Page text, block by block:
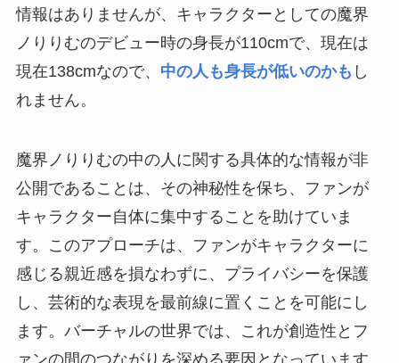
情報はありませんが、キャラクターとしての魔界
ノりりむのデビュー時の身長が110cmで、現在は
現在138cmなので、 中の人も身長が低いのかも し
れません。
魔界ノりりむの中の人に関する具体的な情報が非
公開であることは、その神秘性を保ち、ファンが
キャラクター自体に集中することを助けていま
す。このアプローチは、ファンがキャラクターに
感じる親近感を損なわずに、プライバシーを保護
し、芸術的な表現を最前線に置くことを可能にし
ます。バーチャルの世界では、これが創造性とフ